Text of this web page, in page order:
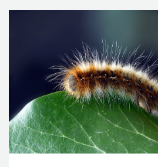
LA CCA-GE
NOS ACTIONS
CONTACT